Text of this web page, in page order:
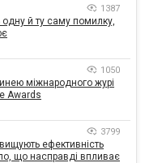
1387
одну й ту саму помилку,
1050
міжнародного журі
Awards
3799
ефективність
що насправді впливає